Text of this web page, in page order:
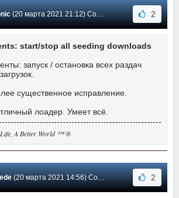
(20 марта 2021 21:12) Сообщение #531 2
start/stop all seeding downloads
запуск / остановка всех раздач
существенное исправление.
лоадер. Умеет всё.
A Better World ™ ®
(20 марта 2021 14:56) Сообщение #530 2